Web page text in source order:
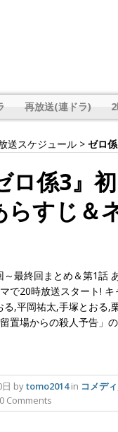
再放送(連ドラ)
送スケジュール > ゼロ
ロ係3』
らすじ＆
～最終回まとめ＆第1
で20時放送スタート!
,平岡祐太,手塚とおる,
置場からの殺人予告」
bytomo2014in コメディ
Comments